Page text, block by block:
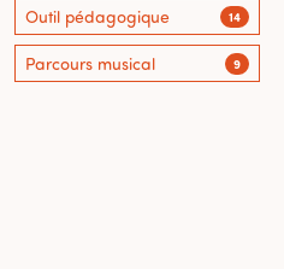
Outil pédagogique 14
Parcours musical 9